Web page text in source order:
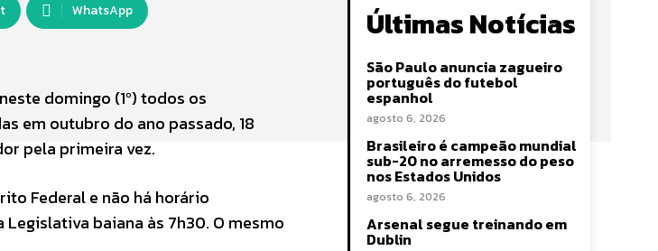
WhatsApp
domingo (1º) todos os
em outubro do ano passado, 18
pela primeira vez.
Federal e não há horário
baiana às 7h30. O mesmo
Últimas Notícias
São Paulo anuncia zagueiro
português do futebol
espanhol
agosto 6, 2026
Brasileiro é campeão mundial
sub-20 no arremesso do peso
nos Estados Unidos
agosto 6, 2026
Arsenal segue treinando em
Dublin